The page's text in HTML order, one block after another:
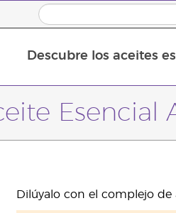
Descubre los aceites
Esencial
Dilúyalo con el complejo de